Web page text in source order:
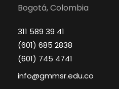
Bogotá, Colombia
311 589 39 41
(601) 685 2838
(601) 745 4741
info@gmmsr.edu.co